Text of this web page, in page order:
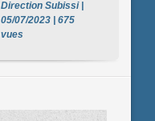
Direction Subissi |
05/07/2023 | 675
vues